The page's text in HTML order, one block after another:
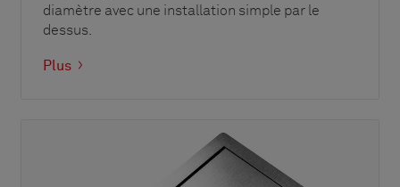
diamètre avec une installation simple par le
dessus.
Plus